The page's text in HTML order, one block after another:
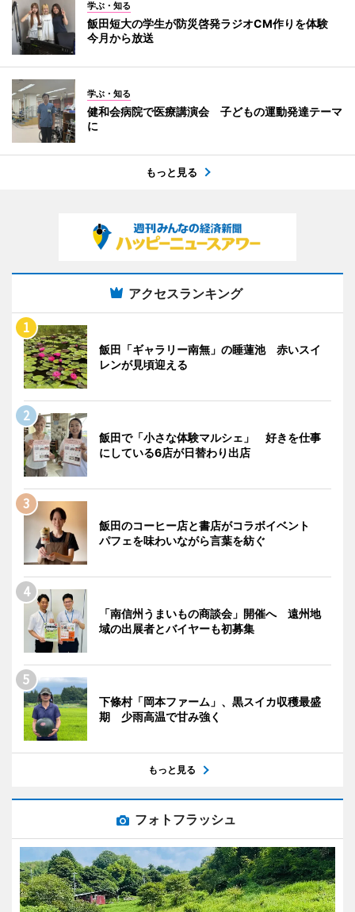
学ぶ・知る
飯田短大の学生が防災啓発ラジオCM作りを体験
今月から放送
学ぶ・知る
健和会病院で医療講演会 子どもの運動発達テーマ
に
もっと見る
アクセスランキング
飯田「ギャラリー南無」の睡蓮池 赤いスイ
レンが見頃迎える
飯田で「小さな体験マルシェ」 好きを仕事
にしている6店が日替わり出店
飯田のコーヒー店と書店がコラボイベント
パフェを味わいながら言葉を紡ぐ
「南信州うまいもの商談会」開催へ 遠州地
域の出展者とバイヤーも初募集
下條村「岡本ファーム」、黒スイカ収穫最盛
期 少雨高温で甘み強く
もっと見る
フォトフラッシュ